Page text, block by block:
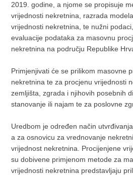
2019. godine, a njome se propisuje
vrijednosti nekretnina, razrada
vrijednosti nekretnina, te nužni
evaluacije podataka za masovnu
nekretnina na području Republike
Primjenjivati će se prilikom masovne
nekretnina te za procjenu vrijednosti
zemljišta, zgrada i njihovih posebnih
stanovanje ili najam te za poslovne
Uredbom je određen način
a za osnovicu za vrednovanje
vrijednost nekretnina. Procijenjene
su dobivene primjenom metode za
vrijednosti nekretnina predstavljaju